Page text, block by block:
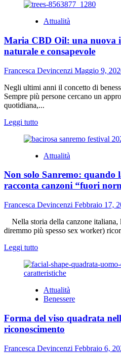
più
Come
Artificiale
Sta
Trasformando
il
Mondo
delle
Aziende
Attualità
Maria CBD Oil: una nuova
naturale e consapevole
Francesca Devincenzi Maggio 9,
Negli ultimi anni il concetto di
Sempre più persone cercano un
quotidiana,...
Leggi tuttoLeggi
più
Maria
Oil:
una
idea
di
benessere
naturale
consapevole
Attualità
Non solo Sanremo: quando
racconta canzoni “fuori
Francesca Devincenzi Febbraio 17,
Nella storia della canzone italiana,
diremmo più spesso sex worker)
Leggi tuttoLeggi
più
su
solo
Sanremo:
la
canzone
italiana
racconta
Attualità
Benessere
Forma del viso quadrata
riconoscimento
Francesca Devincenzi Febbraio 6,